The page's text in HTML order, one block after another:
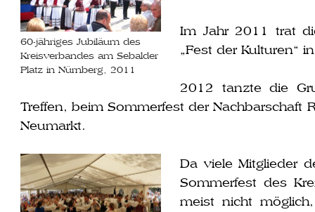
60-jäh­ri­ges Jubiläum des
Kreisverbandes am Sebalder
Platz in Nürnberg, 2011
Im Jahr 2011 trat
„Fest der Kulturen“
2012 tanz­te die
Treffen, beim Sommerfest der Nachbarschaft
Neumarkt.
Da vie­le Mitglieder
Sommerfest des
meist nicht